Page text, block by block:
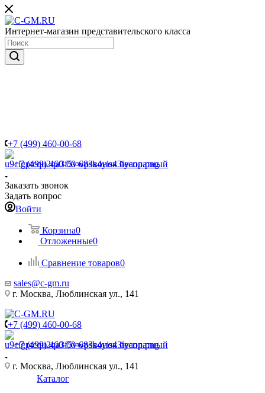
Интернет-магазин представительского класса
+7 (499) 460-00-68
+7 (499) 460-00-68Звонок бесплатный
Заказать звонок
Задать вопрос
Войти
Корзина0
Отложенные0
Сравнение товаров0
sales@c-gm.ru
г. Москва, Люблинская ул., 141
+7 (499) 460-00-68
+7 (499) 460-00-68Звонок бесплатный
г. Москва, Люблинская ул., 141
Каталог